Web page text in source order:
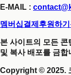
E-MAIL :
멤버십결제 후원하기
본 사이트의 모든 콘
및 복사 배포를 금합
Copyright © 2025.